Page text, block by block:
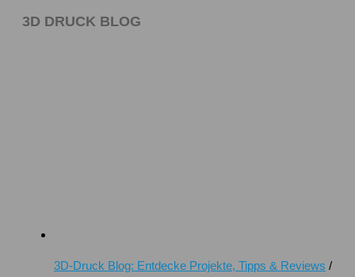
3D DRUCK BLOG
3D-Druck Blog: Entdecke Projekte, Tipps & Reviews /